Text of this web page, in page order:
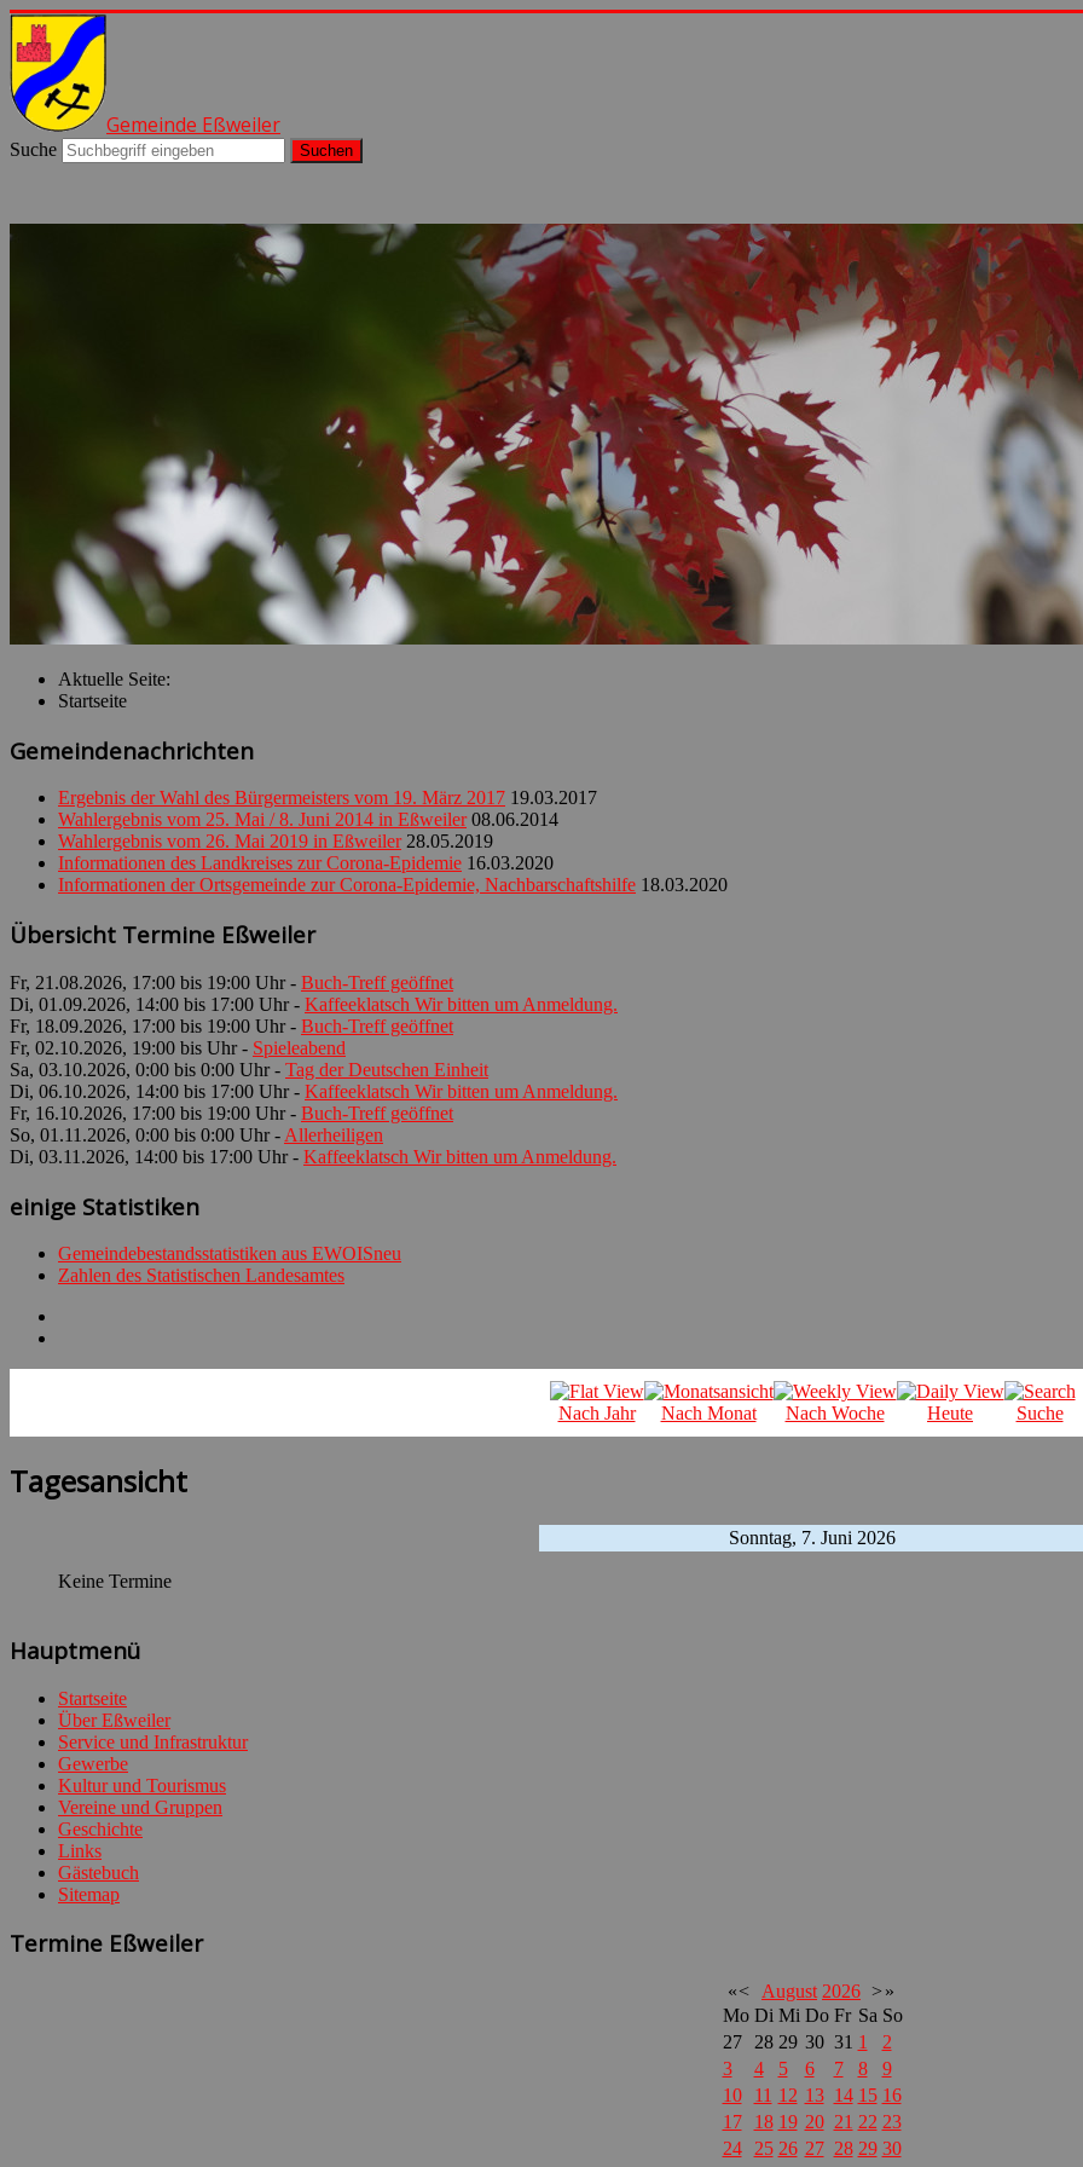
Gemeinde Eßweiler
Suche Suchen
Aktuelle Seite:
Startseite
Gemeindenachrichten
Ergebnis der Wahl des Bürgermeisters vom 19. März 2017 19.03.2017
Wahlergebnis vom 25. Mai / 8. Juni 2014 in Eßweiler 08.06.2014
Wahlergebnis vom 26. Mai 2019 in Eßweiler 28.05.2019
Informationen des Landkreises zur Corona-Epidemie 16.03.2020
Informationen der Ortsgemeinde zur Corona-Epidemie, Nachbarschaftshilfe 18.03.2020
Übersicht Termine Eßweiler
Fr, 21.08.2026, 17:00 bis 19:00 Uhr - Buch-Treff geöffnet
Di, 01.09.2026, 14:00 bis 17:00 Uhr - Kaffeeklatsch Wir bitten um Anmeldung.
Fr, 18.09.2026, 17:00 bis 19:00 Uhr - Buch-Treff geöffnet
Fr, 02.10.2026, 19:00 bis Uhr - Spieleabend
Sa, 03.10.2026, 0:00 bis 0:00 Uhr - Tag der Deutschen Einheit
Di, 06.10.2026, 14:00 bis 17:00 Uhr - Kaffeeklatsch Wir bitten um Anmeldung.
Fr, 16.10.2026, 17:00 bis 19:00 Uhr - Buch-Treff geöffnet
So, 01.11.2026, 0:00 bis 0:00 Uhr - Allerheiligen
Di, 03.11.2026, 14:00 bis 17:00 Uhr - Kaffeeklatsch Wir bitten um Anmeldung.
einige Statistiken
Gemeindebestandsstatistiken aus EWOISneu
Zahlen des Statistischen Landesamtes
Nach Jahr Nach Monat Nach Woche Heute Suche
Tagesansicht
Sonntag, 7. Juni 2026
Keine Termine
Hauptmenü
Startseite
Über Eßweiler
Service und Infrastruktur
Gewerbe
Kultur und Tourismus
Vereine und Gruppen
Geschichte
Links
Gästebuch
Sitemap
Termine Eßweiler
«< August 2026 > »
Mo Di Mi Do Fr Sa So
27
28 29 30 31 1
2
3
4 5 6 7 8
9
10
11 12 13 14 15 16
17
18 19 20 21 22 23
24
25 26 27 28 29 30